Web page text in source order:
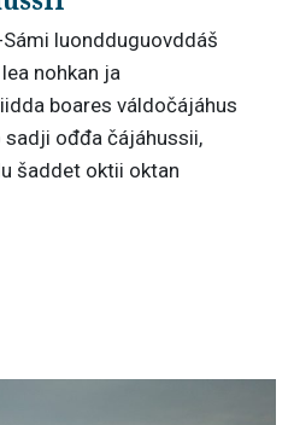
luondduguovddáš
nohkan ja
boares váldočájáhus
ođđa čájáhussii,
šaddet oktii oktan